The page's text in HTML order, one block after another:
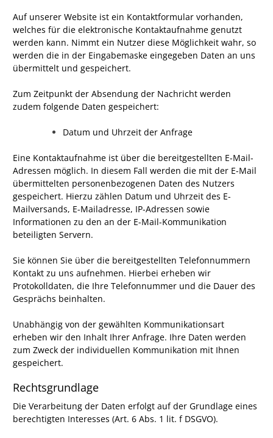
Auf unserer Website ist ein Kontaktformular vorhanden,
welches für die elektronische Kontaktaufnahme genutzt
werden kann. Nimmt ein Nutzer diese Möglichkeit wahr, so
werden die in der Eingabemaske eingegeben Daten an uns
übermittelt und gespeichert.
Zum Zeitpunkt der Absendung der Nachricht werden
zudem folgende Daten gespeichert:
Datum und Uhrzeit der Anfrage
Eine Kontaktaufnahme ist über die bereitgestellten E-Mail-
Adressen möglich. In diesem Fall werden die mit der E-Mail
übermittelten personenbezogenen Daten des Nutzers
gespeichert. Hierzu zählen Datum und Uhrzeit des E-
Mailversands, E-Mailadresse, IP-Adressen sowie
Informationen zu den an der E-Mail-Kommunikation
beteiligten Servern.
Sie können Sie über die bereitgestellten Telefonnummern
Kontakt zu uns aufnehmen. Hierbei erheben wir
Protokolldaten, die Ihre Telefonnummer und die Dauer des
Gesprächs beinhalten.
Unabhängig von der gewählten Kommunikationsart
erheben wir den Inhalt Ihrer Anfrage. Ihre Daten werden
zum Zweck der individuellen Kommunikation mit Ihnen
gespeichert.
Rechtsgrundlage
Die Verarbeitung der Daten erfolgt auf der Grundlage eines
berechtigten Interesses (Art. 6 Abs. 1 lit. f DSGVO).